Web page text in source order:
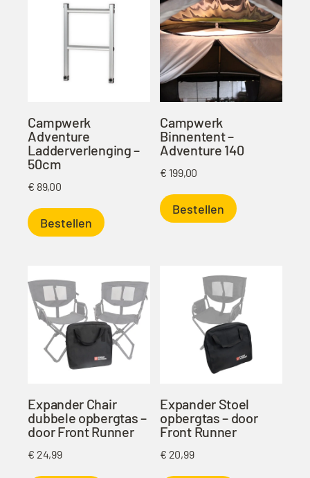
Campwerk
Adventure
Ladderverlenging –
50cm
€ 89,00
Bestellen
Campwerk
Binnentent –
Adventure 140
€ 199,00
Bestellen
Expander Chair
dubbele opbergtas –
door Front Runner
€ 24,99
Expander Stoel
opbergtas – door
Front Runner
€ 20,99